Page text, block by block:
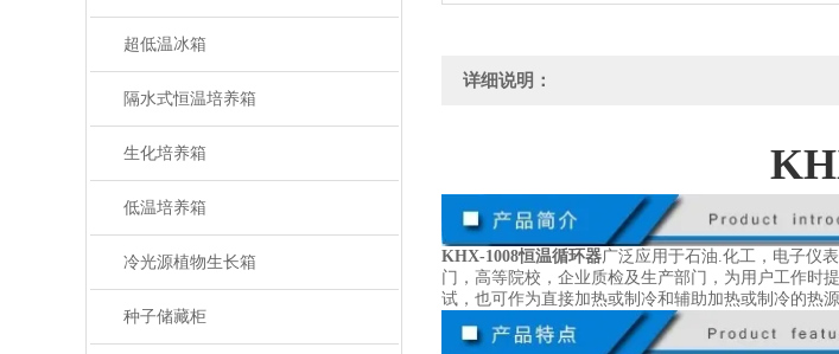
超低温冰箱
隔水式恒温培养箱
生化培养箱
低温培养箱
冷光源植物生长箱
种子储藏柜
详细说明：
KHX-1008恒温循环器广泛应用于石油.化工，电子仪
门，高等院校，企业质检及生产部门，为用户工作时
试，也可作为直接加热或制冷和辅助加热或制冷的热源